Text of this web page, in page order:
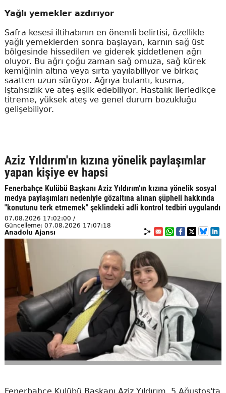
Yağlı yemekler azdırıyor
Safra kesesi iltihabının en önemli belirtisi, özellikle
yağlı yemeklerden sonra başlayan, karnın sağ üst
bölgesinde hissedilen ve giderek şiddetlenen ağrı
oluyor. Bu ağrı çoğu zaman sağ omuza, sağ kürek
kemiğinin altına veya sırta yayılabiliyor ve birkaç
saatten uzun sürüyor. Ağrıya bulantı, kusma,
iştahsızlık ve ateş eşlik edebiliyor. Hastalık ilerledikçe
titreme, yüksek ateş ve genel durum bozukluğu
gelişebiliyor.
Aziz Yıldırım'ın kızına yönelik paylaşımlar
yapan kişiye ev hapsi
Fenerbahçe Kulübü Başkanı Aziz Yıldırım'ın kızına yönelik sosyal
medya paylaşımları nedeniyle gözaltına alınan şüpheli hakkında
"konutunu terk etmemek" şeklindeki adli kontrol tedbiri uygulandı
07.08.2026 17:02:00 /
Güncelleme: 07.08.2026 17:07:18
Anadolu Ajansı